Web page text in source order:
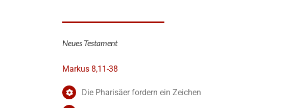
Neues Testament
Markus 8,11-38
Die Pharisäer fordern ein Zeichen